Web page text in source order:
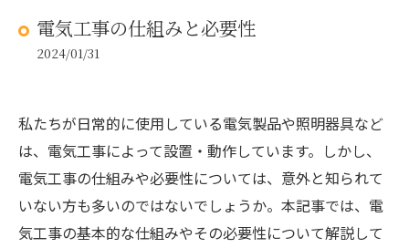
電気工事の仕組みと必要性
2024/01/31
私たちが日常的に使用している電気製品や照明器具など
は、電気工事によって設置・動作しています。しかし、
電気工事の仕組みや必要性については、意外と知られて
いない方も多いのではないでしょうか。本記事では、電
気工事の基本的な仕組みやその必要性について解説して